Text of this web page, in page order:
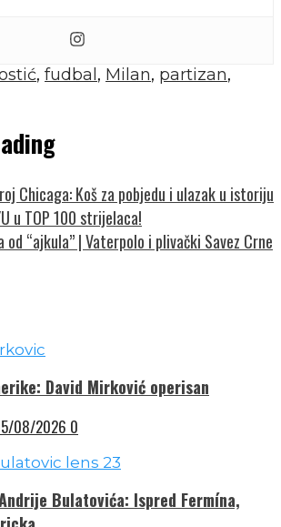
, fudbal , Milan, partizan,
Chicaga: Koš za pobjedu i ulazak u istoriju
u TOP 100 strijelaca!
od “ajkula” | Vaterpolo i plivački Savez Crne
David Mirković operisan
08/2026 0
Bulatovića: Ispred Fermína,